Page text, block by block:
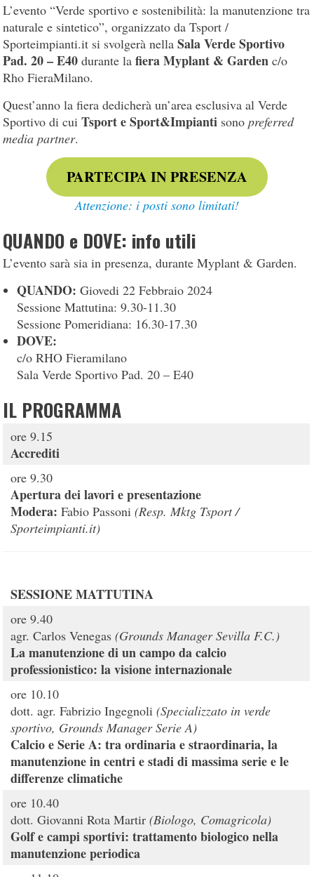
L’evento “Verde sportivo e sostenibilità: la manutenzione tra
naturale e sintetico”, organizzato da Tsport /
Sporteimpianti.it si svolgerà nellaSala Verde Sportivo
Pad. 20 – E40 durante lafiera Myplant & Garden c/o
Rho FieraMilano.
Quest’anno la fiera dedicherà un’area esclusiva al Verde
Sportivo di cuiTsport e Sport&Impianti sonopreferred
media partner.
PARTECIPA IN PRESENZA
Attenzione: i posti sono limitati!
QUANDO e DOVE: info utili
L’evento sarà sia in presenza, durante Myplant & Garden.
QUANDO:Giovedi 22 Febbraio 2024
Sessione Mattutina: 9.30-11.30
Sessione Pomeridiana: 16.30-17.30
DOVE:
c/o RHO Fieramilano
Sala Verde Sportivo Pad. 20 – E40
IL PROGRAMMA
ore 9.15
Accrediti
ore 9.30
Apertura dei lavori e presentazione
Modera: Fabio Passoni(Resp. Mktg Tsport /
Sporteimpianti.it)
SESSIONE MATTUTINA
ore 9.40
agr. Carlos Venegas(Grounds Manager Sevilla F.C.)
La manutenzione di un campo da calcio
professionistico: la visione internazionale
ore 10.10
dott. agr. Fabrizio Ingegnoli(Specializzato in verde
sportivo, Grounds Manager Serie A)
Calcio e Serie A: tra ordinaria e straordinaria, la
manutenzione in centri e stadi di massima serie e le
differenze climatiche
ore 10.40
dott. Giovanni Rota Martir(Biologo, Comagricola)
Golf e campi sportivi: trattamento biologico nella
manutenzione periodica